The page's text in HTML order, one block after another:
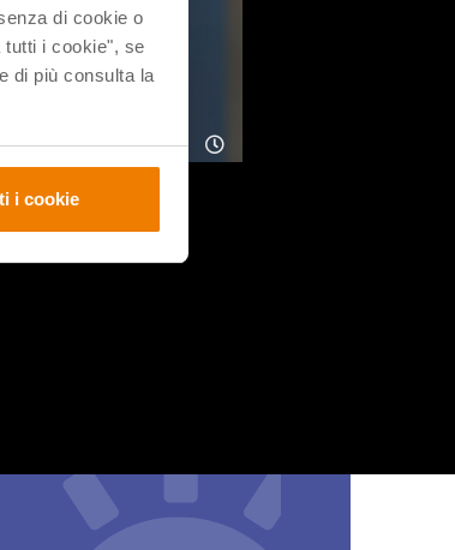
di cookie o
i cookie", se
di più consulta la
i cookie